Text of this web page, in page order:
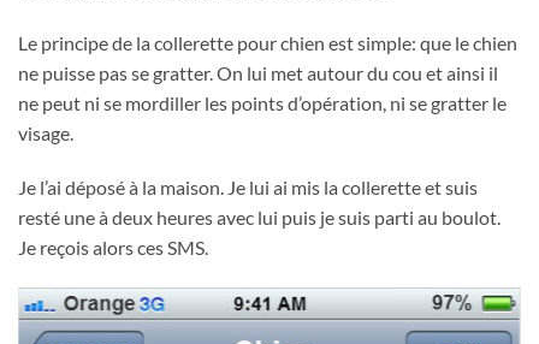
Le principe de la collerette pour chien est simple: que le chien
ne puisse pas se gratter. On lui met autour du cou et ainsi il
ne peut ni se mordiller les points d’opération, ni se gratter le
visage.
Je l’ai déposé à la maison. Je lui ai mis la collerette et suis
resté une à deux heures avec lui puis je suis parti au boulot.
Je reçois alors ces SMS.